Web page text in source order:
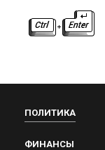
ПОЛИТИКА
ФИНАНСЫ